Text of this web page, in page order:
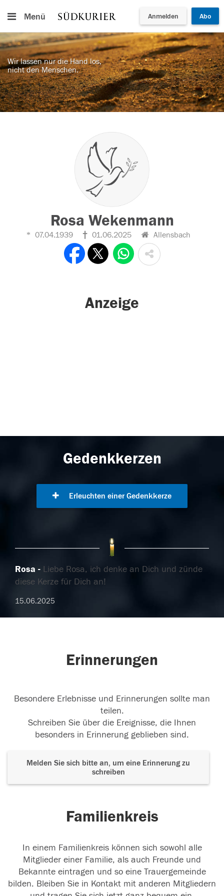
Menü Anmelden Abo
Wir lassen nur die Hand los,
nicht den Menschen.
Rosa Wekenmann
07.04.1939 01.06.2025 Allensbach
Anzeige
Gedenkkerzen
Erleuchten einer Gedenkkerze
Rosa
Liebe Rosa, ich denke an Dich und zünde
diese Kerze für Dich an!
15.06.2025
Erinnerungen
Besondere Erlebnisse und Erinnerungen sollte man
teilen.
Schreiben Sie über die Ereignisse, die Ihnen
besonders in Erinnerung geblieben sind.
Melden Sie sich bitte an, um eine Erinnerung zu
schreiben
Familienkreis
In einem Familienkreis können sich sowohl alle
Mitglieder einer Familie, als auch Freunde und
Bekannte eintragen und so eine Trauergemeinde
bilden. Bleiben Sie in Kontakt mit anderen Mitgliedern